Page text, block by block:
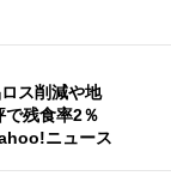
ス削減や地
で残食率2％
ニュース